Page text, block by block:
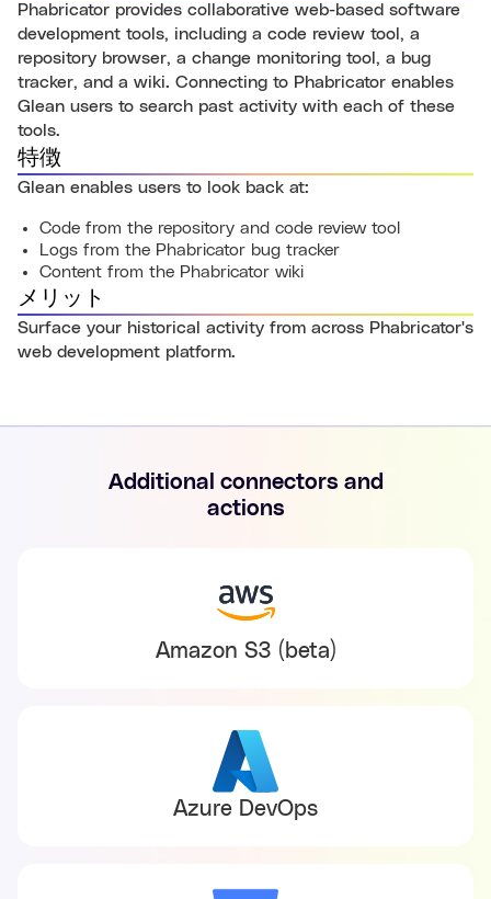
Phabricator provides collaborative web-based software
development tools, including a code review tool, a
repository browser, a change monitoring tool, a bug
tracker, and a wiki. Connecting to Phabricator enables
Glean users to search past activity with each of these
tools.
特徴
Glean enables users to look back at:
Code from the repository and code review tool
Logs from the Phabricator bug tracker
Content from the Phabricator wiki
メリット
Surface your historical activity from across Phabricator's
web development platform.
Additional connectors and
actions
Amazon S3 (beta)
Azure DevOps